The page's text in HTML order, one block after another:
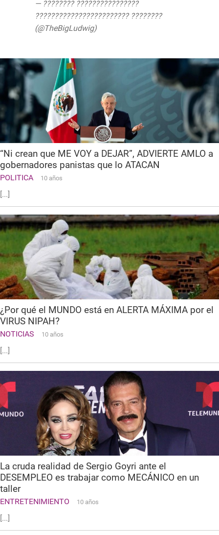
— ???????? ????????????????
???????????????????????? ????????
(@TheBigLudwig)
“Ni crean que ME VOY a DEJAR”, ADVIERTE AMLO a
gobernadores panistas que lo ATACAN
POLITICA 10 años
[...]
¿Por qué el MUNDO está en ALERTA MÁXIMA por el
VIRUS NIPAH?
NOTICIAS 10 años
[...]
La cruda realidad de Sergio Goyri ante el
DESEMPLEO es trabajar como MECÁNICO en un
taller
ENTRETENIMIENTO 10 años
[...]